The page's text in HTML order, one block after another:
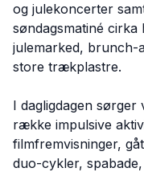
og julekoncerter
søndagsmatiné cirka
julemarked, brunch-
store trækplastre.
I dagligdagen
række impulsive
filmfremvisninger,
duo-cykler,